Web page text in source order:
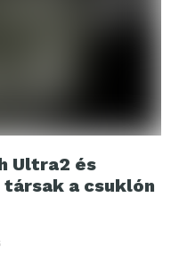
Ultra2 és
társak a csuklón